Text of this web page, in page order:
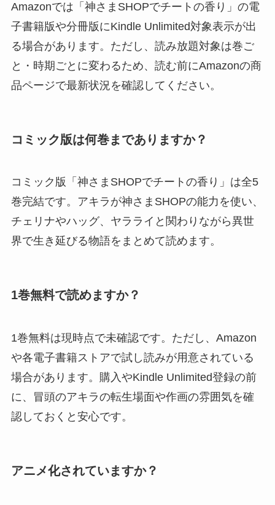
Amazonでは「神さまSHOPでチートの香り」の電
子書籍版や分冊版にKindle Unlimited対象表示が出
る場合があります。ただし、読み放題対象は巻ご
と・時期ごとに変わるため、読む前にAmazonの商
品ページで最新状況を確認してください。
コミック版は何巻までありますか？
コミック版「神さまSHOPでチートの香り」は全5
巻完結です。アキラが神さまSHOPの能力を使い、
チェリナやハッグ、ヤラライと関わりながら異世
界で生き延びる物語をまとめて読めます。
1巻無料で読めますか？
1巻無料は現時点で未確認です。ただし、Amazon
や各電子書籍ストアで試し読みが用意されている
場合があります。購入やKindle Unlimited登録の前
に、冒頭のアキラの転生場面や作画の雰囲気を確
認しておくと安心です。
アニメ化されていますか？